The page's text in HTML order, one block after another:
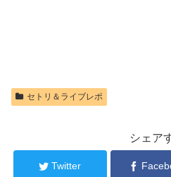
セトリ＆ライブレポ
シェア
Twitter